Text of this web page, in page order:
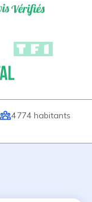
4 774 habitants